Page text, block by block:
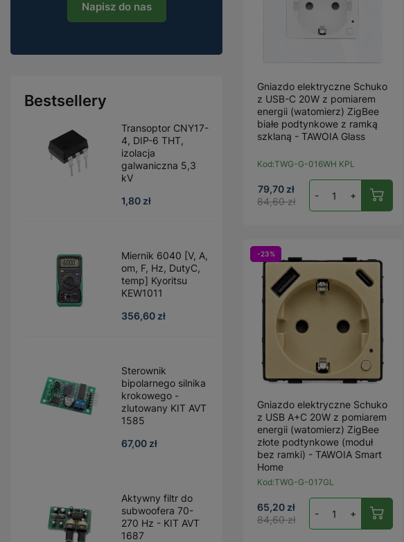
Napisz do nas
Bestsellery
Transoptor CNY17-
4, DIP-6 THT,
izolacja
galwaniczna 5,3
kV
1,80 zł
Miernik 6040 [V, A,
om, F, Hz, DutyC,
temp] Kyoritsu
KEW1011
356,60 zł
Sterownik
bipolarnego silnika
krokowego -
zlutowany KIT AVT
1585
67,00 zł
Aktywny filtr do
subwoofera 70-
270 Hz - KIT AVT
1687
Gniazdo elektryczne Schuko
z USB-C 20W z pomiarem
energii (watomierz) ZigBee
białe podtynkowe z ramką
szklaną - TAWOIA Glass
Kod:TWG-G-016WH KPL
84,60 zł
79,70 zł
- +
-23%
Gniazdo elektryczne Schuko
z USB A+C 20W z pomiarem
energii (watomierz) ZigBee
złote podtynkowe (moduł
bez ramki) - TAWOIA Smart
Home
Kod:TWG-G-017GL
84,60 zł
65,20 zł
- +